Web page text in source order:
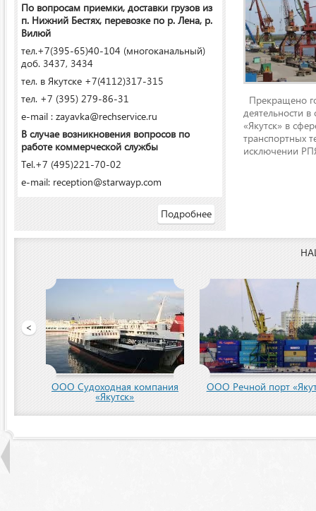
По вопросам приемки, доставки грузов из
п. Нижний Бестях, перевозке по р. Лена, р.
Вилюй
тел.+7(395-65)40-104 (многоканальный)
доб. 3437, 3434
тел. в Якутске +7(4112)317-315
тел. +7 (395) 279-86-31
e-mail : zayavka@rechservice.ru
В случае возникновения вопросов по
работе коммерческой службы
Tel.+7 (495)221-70-02
e-mail: reception@starwayp.com
Подробнее
Прекращено
деятельности
«Якутск» в
транспортных
исключении
<
ООО Судоходная компания
«Якутск»
ООО Речной порт